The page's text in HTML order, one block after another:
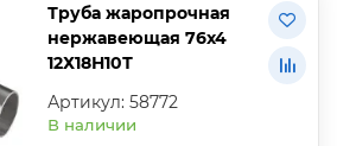
Труба жаропрочная
нержавеющая 76х4
12Х18Н10Т
Артикул: 58772
В наличии